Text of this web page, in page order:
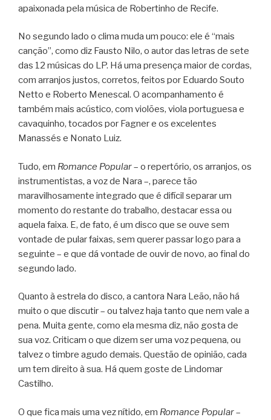
apaixonada pela música de Robertinho de Recife.
No segundo lado o clima muda um pouco: ele é “mais
canção”, como diz Fausto Nilo, o autor das letras de sete
das 12 músicas do LP. Há uma presença maior de cordas,
com arranjos justos, corretos, feitos por Eduardo Souto
Netto e Roberto Menescal. O acompanhamento é
também mais acústico, com violões, viola portuguesa e
cavaquinho, tocados por Fagner e os excelentes
Manassés e Nonato Luiz.
Tudo, em Romance Popular– o repertório, os arranjos, os
instrumentistas, a voz de Nara –, parece tão
maravilhosamente integrado que é difícil separar um
momento do restante do trabalho, destacar essa ou
aquela faixa. E, de fato, é um disco que se ouve sem
vontade de pular faixas, sem querer passar logo para a
seguinte – e que dá vontade de ouvir de novo, ao final do
segundo lado.
Quanto à estrela do disco, a cantora Nara Leão, não há
muito o que discutir – ou talvez haja tanto que nem vale a
pena. Muita gente, como ela mesma diz, não gosta de
sua voz. Criticam o que dizem ser uma voz pequena, ou
talvez o timbre agudo demais. Questão de opinião, cada
um tem direito à sua. Há quem goste de Lindomar
Castilho.
O que fica mais uma vez nítido, em Romance Popular–